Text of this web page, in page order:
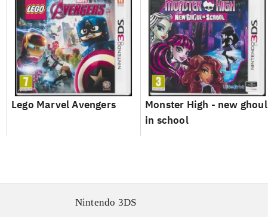
Lego Marvel Avengers
Monster High - new ghoul
in school
Nintendo 3DS